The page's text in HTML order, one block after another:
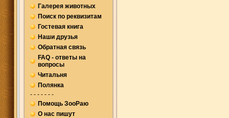
Галерея животных
Поиск по реквизитам
Гостевая книга
Наши друзья
Обратная связь
FAQ - ответы на
вопросы
Читальня
Полянка
- - - - - - -
Помощь ЗооРаю
О нас пишут